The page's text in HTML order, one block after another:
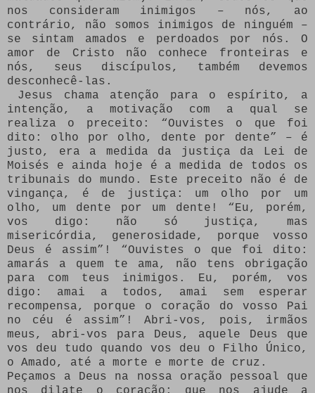
nos consideram inimigos – nós, ao
contrário, não somos inimigos de ninguém –
se sintam amados e perdoados por nós. O
amor de Cristo não conhece fronteiras e
nós, seus discípulos, também devemos
desconhecê-las.
Jesus chama atenção para o espírito, a
intenção, a motivação com a qual se
realiza o preceito: “Ouvistes o que foi
dito: olho por olho, dente por dente” – é
justo, era a medida da justiça da Lei de
Moisés e ainda hoje é a medida de todos os
tribunais do mundo. Este preceito não é de
vingança, é de justiça: um olho por um
olho, um dente por um dente! “Eu, porém,
vos digo: não só justiça, mas
misericórdia, generosidade, porque vosso
Deus é assim”! “Ouvistes o que foi dito:
amarás a quem te ama, não tens obrigação
para com teus inimigos. Eu, porém, vos
digo: amai a todos, amai sem esperar
recompensa, porque o coração do vosso Pai
no céu é assim”! Abri-vos, pois, irmãos
meus, abri-vos para Deus, aquele Deus que
vos deu tudo quando vos deu o Filho Único,
o Amado, até a morte e morte de cruz.
Peçamos a Deus na nossa oração pessoal que